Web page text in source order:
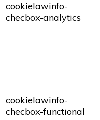
cookielawinfo-
checbox-analytics
cookielawinfo-
checbox-functional